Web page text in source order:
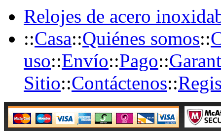
Relojes de acero
::Casa::Quiénes somos::
uso::Envío::Pago::
Sitio::Contáctenos::